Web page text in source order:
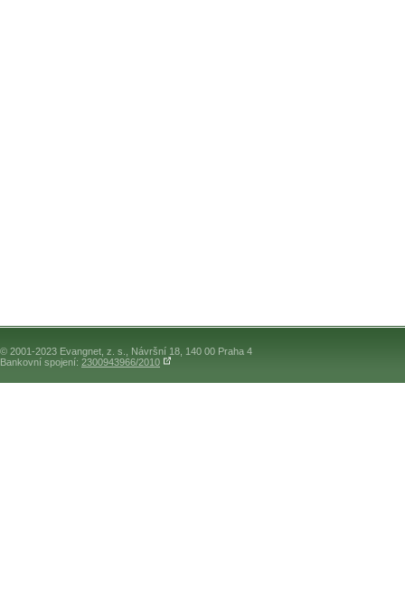
© 2001-2023 Evangnet, z. s., Návršní 18, 140 00 Praha 4
Bankovní spojení: 2300943966/2010